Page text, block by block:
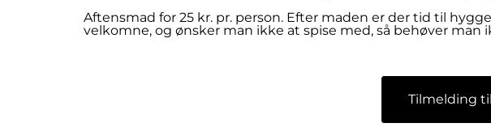
Aftensmad for 25 kr. pr. person. Efter maden er der tid til
velkomne, og ønsker man ikke at spise med, så behøver man
Tilmelding